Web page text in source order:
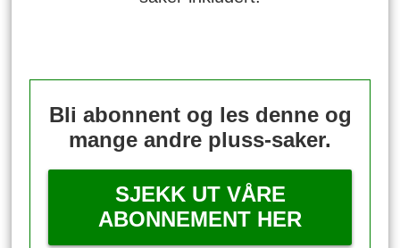
Bli abonnent og les denne og
mange andre pluss-saker.
SJEKK UT VÅRE
ABONNEMENT HER